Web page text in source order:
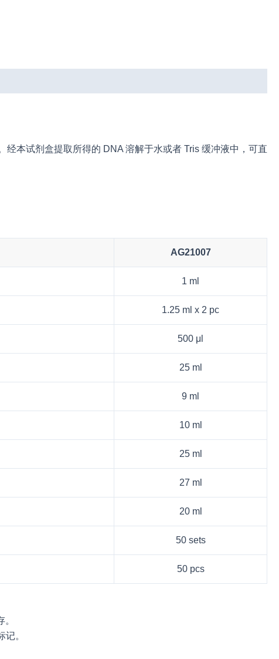
本试剂盒提取所得的 DNA 溶解于水或者 Tris 缓冲液中，可直
AG21007
1 ml
1.25 ml x 2 pc
500 μl
25 ml
9 ml
10 ml
25 ml
27 ml
20 ml
50 sets
50 pcs
。